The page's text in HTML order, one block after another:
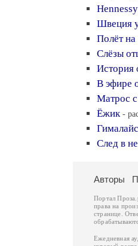
Швеция
Полёт на
Слёзы
История
В эфире
Матрос
Ёжик -
След в
Авторы
Портал
права на
странице.
Ежедневная